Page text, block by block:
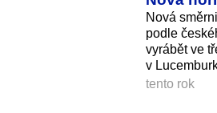
Nová
podle
vyrábět ve
v
tento rok